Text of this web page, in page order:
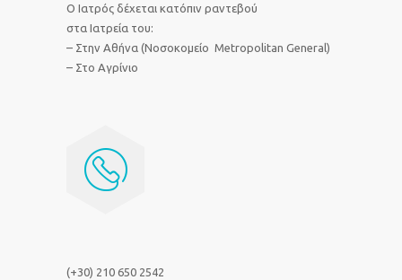
Ο Ιατρός δέχεται κατόπιν ραντεβού
στα Ιατρεία του:
– Στην Αθήνα (Νοσοκομείο Metropolitan General)
– Στο Αγρίνιο
(+30) 210 650 2542